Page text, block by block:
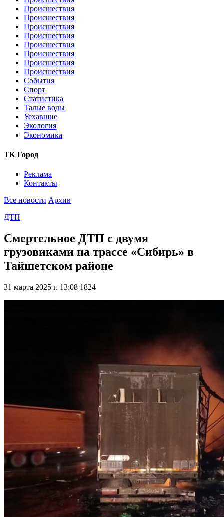
Происшествия
Происшествия
Происшествия
Происшествия
Происшествия
Происшествия
Происшествия
Происшествия
События
Спорт
Статистика
Талые воды
Уехавшие
Экология
Экономика
ТК Город
Реклама
Контакты
Все новости Архив
ДТП
Смертельное ДТП с двумя
грузовиками на трассе «Сибирь» в
Тайшетском районе
31 марта 2025 г. 13:08 1824